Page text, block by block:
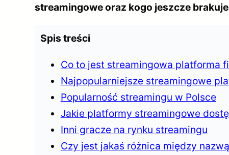
streamingowe oraz kogo jeszcze
Spis treści
Co to jest streamingowa platforma
Najpopularniejsze streamingowe
Popularność streamingu w Polsce
Jakie platformy streamingowe
Inni gracze na rynku streamingu
Czy jest jakaś różnica między